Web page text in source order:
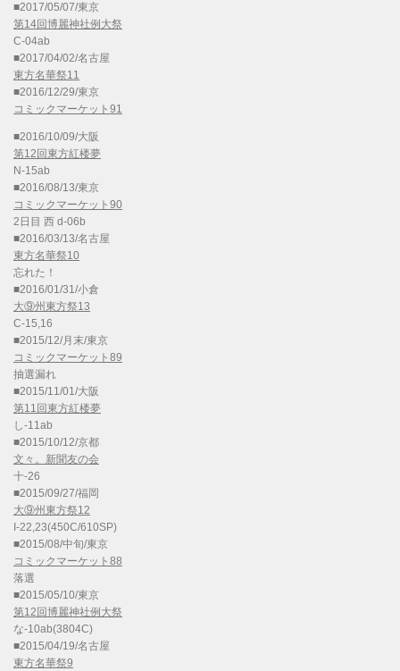
■2017/05/07/東京
第14回博麗神社例大祭
C-04ab
■2017/04/02/名古屋
東方名華祭11
■2016/12/29/東京
コミックマーケット91
■2016/10/09/大阪
第12回東方紅楼夢
N-15ab
■2016/08/13/東京
コミックマーケット90
2日目 西 d-06b
■2016/03/13/名古屋
東方名華祭10
忘れた！
■2016/01/31/小倉
大⑨州東方祭13
C-15,16
■2015/12/月末/東京
コミックマーケット89
抽選漏れ
■2015/11/01/大阪
第11回東方紅楼夢
し-11ab
■2015/10/12/京都
文々。新聞友の会
十-26
■2015/09/27/福岡
大⑨州東方祭12
I-22,23(450C/610SP)
■2015/08/中旬/東京
コミックマーケット88
落選
■2015/05/10/東京
第12回博麗神社例大祭
な-10ab(3804C)
■2015/04/19/名古屋
東方名華祭9